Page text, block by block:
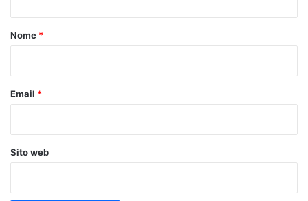
o
Nome *
Email *
Sito web